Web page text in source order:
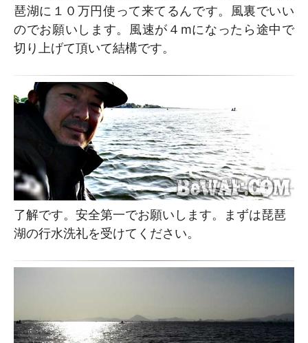
琶湖に１０万円使って来てるんです。風裏でいい
のでお願いします。風速が４mになったら途中で
切り上げて頂いて結構です。
了解です。安全第一でお願いします。まずは琵琶
湖の行水洗礼を受けてください。